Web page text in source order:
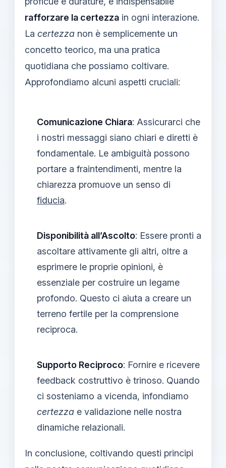
rafforzare la certezza in ogni interazione.
La certezza non è semplicemente un
concetto teorico, ma una pratica
quotidiana che possiamo coltivare.
Approfondiamo alcuni aspetti cruciali:
Comunicazione Chiara: Assicurarci che
i nostri messaggi siano chiari e diretti è
fondamentale. Le ambiguità possono
portare a fraintendimenti, mentre la
chiarezza promuove un senso di
fiducia.
Disponibilità all’Ascolto: Essere pronti a
ascoltare attivamente gli altri, oltre a
esprimere le proprie opinioni, è
essenziale per costruire un legame
profondo. Questo ci aiuta a creare un
terreno fertile per la comprensione
reciproca.
Supporto Reciproco: Fornire e ricevere
feedback costruttivo è trinoso. Quando
ci sosteniamo a vicenda, infondiamo
certezza e validazione nelle nostra
dinamiche relazionali.
In conclusione, coltivando questi principi